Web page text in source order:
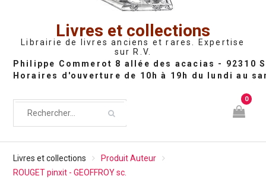
Livres et collections
Librairie de livres anciens et rares. Expertise
sur R.V.
0
Livres et collections
Produit Auteur
ROUGET pinxit - GEOFFROY sc.